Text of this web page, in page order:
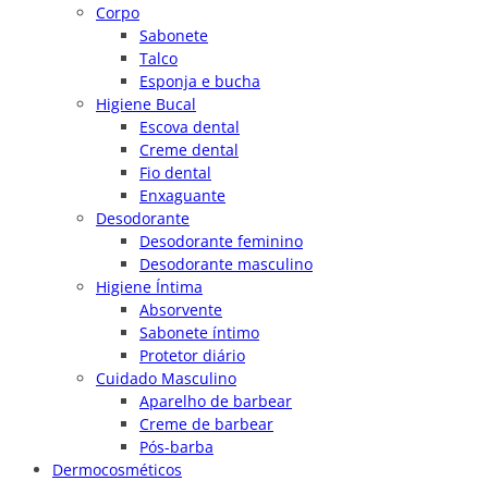
Corpo
Sabonete
Talco
Esponja e bucha
Higiene Bucal
Escova dental
Creme dental
Fio dental
Enxaguante
Desodorante
Desodorante feminino
Desodorante masculino
Higiene Íntima
Absorvente
Sabonete íntimo
Protetor diário
Cuidado Masculino
Aparelho de barbear
Creme de barbear
Pós-barba
Dermocosméticos